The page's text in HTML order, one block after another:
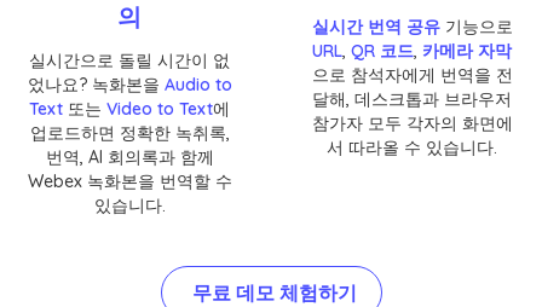
의
실시간으로 돌릴 시간이 없
었나요? 녹화본을 Audio to
Text 또는Video to Text에
업로드하면 정확한 녹취록,
번역, AI 회의록과 함께
Webex 녹화본을 번역할 수
있습니다.
실시간 번역 공유기능으로
URL,QR 코드, 카메라 자막
으로 참석자에게 번역을 전
달해, 데스크톱과 브라우저
참가자 모두 각자의 화면에
서 따라올 수 있습니다.
무료 데모 체험하기